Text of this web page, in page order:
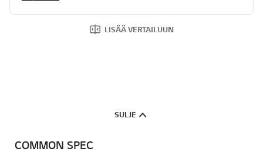
LISÄÄ VERTAILUUN
SULJE
COMMON SPEC